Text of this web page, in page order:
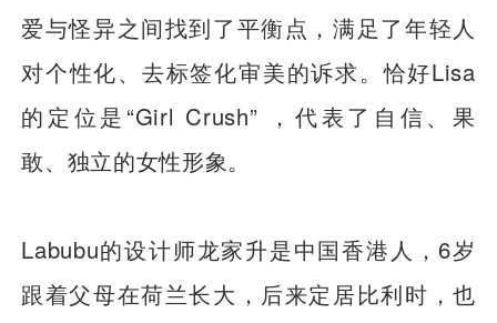
爱与怪异之间找到了平衡点，满足了年轻人
对个性化、去标签化审美的诉求。恰好Lisa
的定位是“Girl Crush” ，代表了自信、果
敢、独立的女性形象。
Labubu的设计师龙家升是中国香港人，6岁
跟着父母在荷兰长大，后来定居比利时，也